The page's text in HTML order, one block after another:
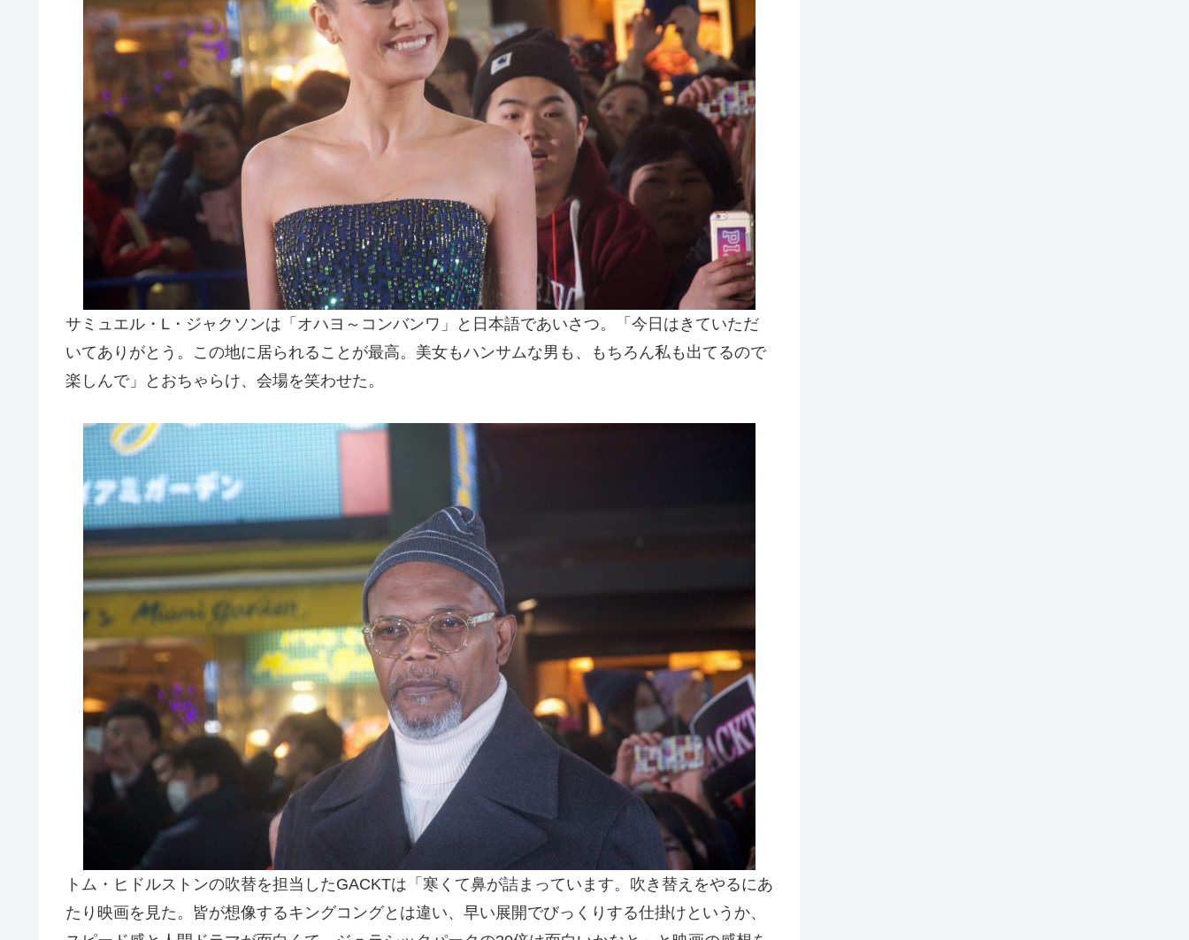
サミュエル・L・ジャクソンは「オハヨ～コンバンワ」と日本語であいさつ。「今日はきていただ
いてありがとう。この地に居られることが最高。美女もハンサムな男も、もちろん私も出てるので
楽しんで」とおちゃらけ、会場を笑わせた。
トム・ヒドルストンの吹替を担当したGACKTは「寒くて鼻が詰まっています。吹き替えをやるにあ
たり映画を見た。皆が想像するキングコングとは違い、早い展開でびっくりする仕掛けというか、